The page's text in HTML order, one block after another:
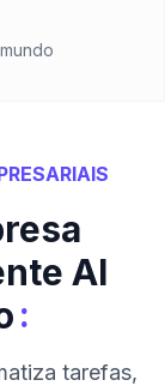
AI
:
tarefas,